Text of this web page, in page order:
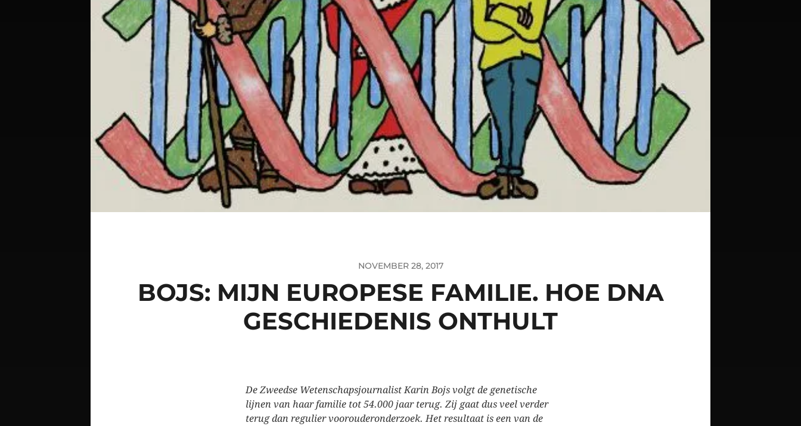
NOVEMBER 28, 2017
BOJS: MIJN EUROPESE FAMILIE. HOE DNA
GESCHIEDENIS ONTHULT
De Zweedse Wetenschapsjournalist Karin Bojs volgt de genetische
lijnen van haar familie tot 54.000 jaar terug. Zij gaat dus veel verder
terug dan regulier voorouderonderzoek. Het resultaat is een van de